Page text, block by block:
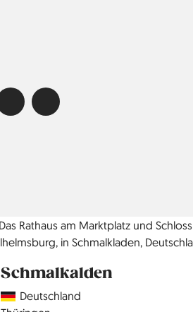
Schmalkalden
CountryDeutschland